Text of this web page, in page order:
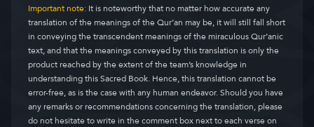
Important note:It is noteworthy that no matter how accurate any
translation of the meanings of the Qur’an may be, it will still fall short
in conveying the transcendent meanings of the miraculous Qur’anic
text, and that the meanings conveyed by this translation is only the
product reached by the extent of the team’s knowledge in
understanding this Sacred Book. Hence, this translation cannot be
error-free, as is the case with any human endeavor. Should you have
any remarks or recommendations concerning the translation, please
do not hesitate to write in the comment box next to each verse on